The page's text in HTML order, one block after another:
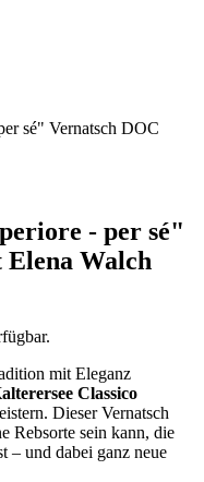
sé" Vernatsch DOC
- per sé"
Elena Walch
mit Eleganz
Classico
Dieser Vernatsch
Rebsorte sein kann, die
– und dabei ganz neue